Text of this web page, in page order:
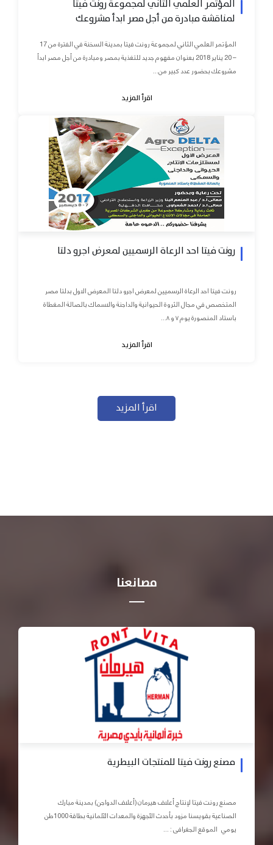
المؤتمر العلمي الثاني لمجموعة رونت فيتا
لمناقشة مبادرة من أجل مصر ابدأ مشروعك
المؤتمر العلمي الثاني لمجموعة رونت فيتا بمدينة السخنة في الفترة من 17
– 20 يناير 2018 بعنوان مفهوم جديد للتغذية بمصر ومبادرة من أجل مصر ابدأ
مشروعك بحضور عدد كبير من...
اقرأ المزيد
رونت فيتا احد الرعاة الرسميين لمعرض اجرو دلتا
رونت فيتا احد الرعاة الرسميين لمعرض اجرو دلتا المعرض الاول بدلتا مصر
المتخصص في مجال الثروة الحيوانية والداجنة والاسماك بالصالة المغطاة
باستاد المنصورة يوم ٧ و ٨...
اقرأ المزيد
اقرأ المزيد
مصانعنا
مصنع رونت فيتا للمنتجات البيطرية
مصنع رونت فيتا لإنتاج أعلاف هيرمان (أعلاف الدواجن) بمدينة مبارك
الصناعية بقويسنا مزود بأحدث الأجهزة والمعدات الآلمانية بطاقة 1000طن
يومي الموقع الجغرافى : ...